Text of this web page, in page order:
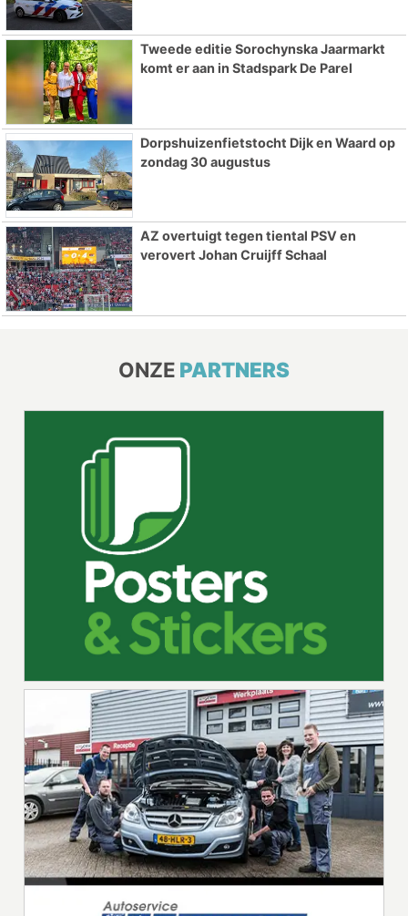
Tweede editie Sorochynska Jaarmarkt
komt er aan in Stadspark De Parel
Dorpshuizenfietstocht Dijk en Waard op
zondag 30 augustus
AZ overtuigt tegen tiental PSV en
verovert Johan Cruijff Schaal
ONZE PARTNERS